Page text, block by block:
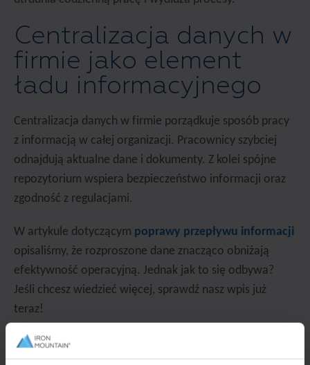
Centralizacja danych w
firmie jako element
ładu informacyjnego
Centralizacja danych w firmie porządkuje sposób pracy
z informacją w całej organizacji. Pracownicy szybciej
odnajdują aktualne dane i dokumenty. Z kolei spójne
repozytorium wspiera bezpieczeństwo informacji oraz
zgodność z regulacjami.
W artykule dotyczącym poprawy przepływu informacji
opisaliśmy, że rozproszone dane znacząco obniżają
efektywność operacyjną. Jednak jak to się odbywa?
Jeśli chcesz wiedzieć więcej, sprawdź nasz wpis już
teraz!
Integracja danych